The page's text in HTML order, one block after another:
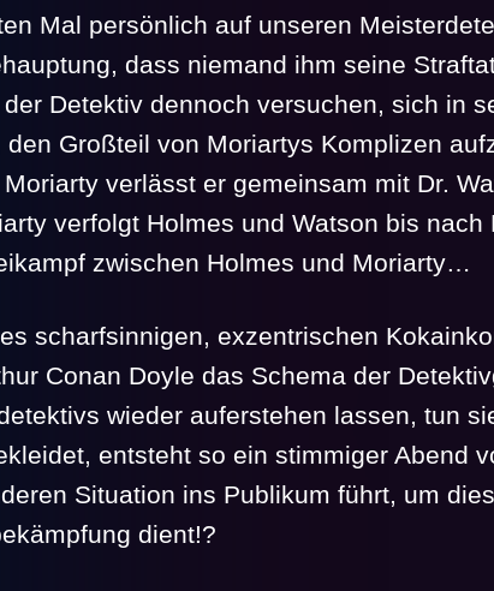
Mal persönlich auf unseren
dass niemand ihm seine
Detektiv dennoch versuchen, sich in
Großteil von Moriartys Komplizen
verlässt er gemeinsam mit Dr.
verfolgt Holmes und Watson bis
zwischen Holmes und Moriarty…
scharfsinnigen, exzentrischen
Conan Doyle das Schema der
wieder auferstehen lassen, tun
entsteht so ein stimmiger Abend
Situation ins Publikum führt, um
dient!?